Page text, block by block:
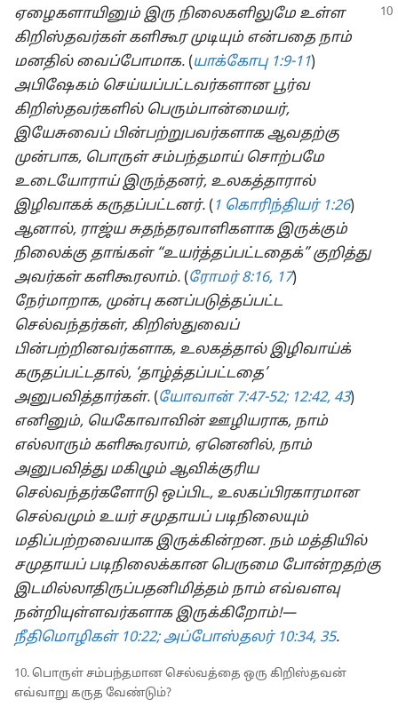
ஏழைகளாயினும் இரு நிலைகளிலுமே உள்ள
கிறிஸ்தவர்கள் களிகூர முடியும் என்பதை நாம்
மனதில் வைப்போமாக. (யாக்கோபு 1:9-11)
அபிஷேகம் செய்யப்பட்டவர்களான பூர்வ
கிறிஸ்தவர்களில் பெரும்பான்மையர்,
இயேசுவைப் பின்பற்றுபவர்களாக ஆவதற்கு
முன்பாக, பொருள் சம்பந்தமாய் சொற்பமே
உடையோராய் இருந்தனர், உலகத்தாரால்
இழிவாகக் கருதப்பட்டனர். ( 1 கொரிந்தியர் 1:26)
ஆனால், ராஜ்ய சுதந்தரவாளிகளாக இருக்கும்
நிலைக்கு தாங்கள் “உயர்த்தப்பட்டதைக்” குறித்து
அவர்கள் களிகூரலாம். (ரோமர் 8:16, 17)
நேர்மாறாக, முன்பு கனப்படுத்தப்பட்ட
செல்வந்தர்கள், கிறிஸ்துவைப்
பின்பற்றினவர்களாக, உலகத்தால் இழிவாய்க்
கருதப்பட்டதால், ‘தாழ்த்தப்பட்டதை’
அனுபவித்தார்கள். (யோவான் 7:47-52; 12:42, 43)
எனினும், யெகோவாவின் ஊழியராக, நாம்
எல்லாரும் களிகூரலாம், ஏனெனில், நாம்
அனுபவித்து மகிழும் ஆவிக்குரிய
செல்வந்தர்களோடு ஒப்பிட, உலகப்பிரகாரமான
செல்வமும் உயர் சமுதாயப் படிநிலையும்
மதிப்பற்றவையாக இருக்கின்றன. நம் மத்தியில்
சமுதாயப் படிநிலைக்கான பெருமை போன்றதற்கு
இடமில்லாதிருப்பதனிமித்தம் நாம் எவ்வளவு
நன்றியுள்ளவர்களாக இருக்கிறோம்!—
நீதிமொழிகள் 10:22; அப்போஸ்தலர் 10:34, 35.
10. பொருள் சம்பந்தமான செல்வத்தை ஒரு கிறிஸ்தவன்
எவ்வாறு கருத வேண்டும்?